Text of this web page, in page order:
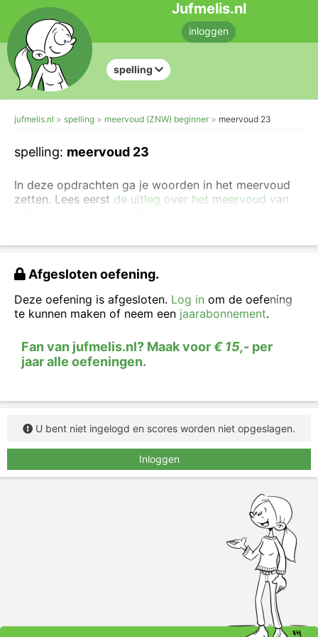
Jufmelis.nl
inloggen
spelling
jufmelis.nl spelling meervoud (ZNW) beginner meervoud 23
spelling: meervoud 23
In deze opdrachten ga je woorden in het meervoud
zetten. Lees eerst de uitleg over het meervoud van
en als je de opdrachten te makkelijk vindt, dan kun je
moeilijkere opdrachten van het meervoud
Zet de woorden in het meervoud.
Afgesloten oefening.
Deze oefening is afgesloten. Log in om de oefening
te kunnen maken of neem een jaarabonnement.
Fan van jufmelis.nl? Maak voor€ 15,- per
jaar alle oefeningen.
U bent niet ingelogd en scores worden niet opgeslagen.
Inloggen